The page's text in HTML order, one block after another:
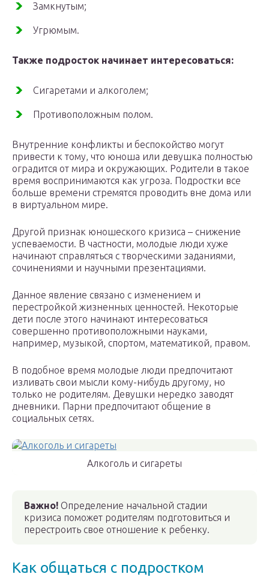
Замкнутым;
Угрюмым.
Также подросток начинает интересоваться:
Сигаретами и алкоголем;
Противоположным полом.
Внутренние конфликты и беспокойство могут
привести к тому, что юноша или девушка полностью
оградится от мира и окружающих. Родители в такое
время воспринимаются как угроза. Подростки все
больше времени стремятся проводить вне дома или
в виртуальном мире.
Другой признак юношеского кризиса – снижение
успеваемости. В частности, молодые люди хуже
начинают справляться с творческими заданиями,
сочинениями и научными презентациями.
Данное явление связано с изменением и
перестройкой жизненных ценностей. Некоторые
дети после этого начинают интересоваться
совершенно противоположными науками,
например, музыкой, спортом, математикой, правом.
В подобное время молодые люди предпочитают
изливать свои мысли кому-нибудь другому, но
только не родителям. Девушки нередко заводят
дневники. Парни предпочитают общение в
социальных сетях.
Алкоголь и сигареты
Важно! Определение начальной стадии
кризиса поможет родителям подготовиться и
перестроить свое отношение к ребенку.
Как общаться с подростком